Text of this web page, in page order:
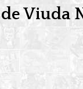
Viuda